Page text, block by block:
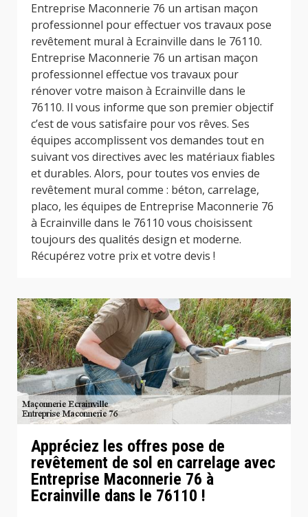
Entreprise Maconnerie 76 un artisan maçon
professionnel pour effectuer vos travaux pose
revêtement mural à Ecrainville dans le 76110.
Entreprise Maconnerie 76 un artisan maçon
professionnel effectue vos travaux pour
rénover votre maison à Ecrainville dans le
76110. Il vous informe que son premier objectif
c’est de vous satisfaire pour vos rêves. Ses
équipes accomplissent vos demandes tout en
suivant vos directives avec les matériaux fiables
et durables. Alors, pour toutes vos envies de
revêtement mural comme : béton, carrelage,
placo, les équipes de Entreprise Maconnerie 76
à Ecrainville dans le 76110 vous choisissent
toujours des qualités design et moderne.
Récupérez votre prix et votre devis !
Appréciez les offres pose de
revêtement de sol en carrelage avec
Entreprise Maconnerie 76 à
Ecrainville dans le 76110 !